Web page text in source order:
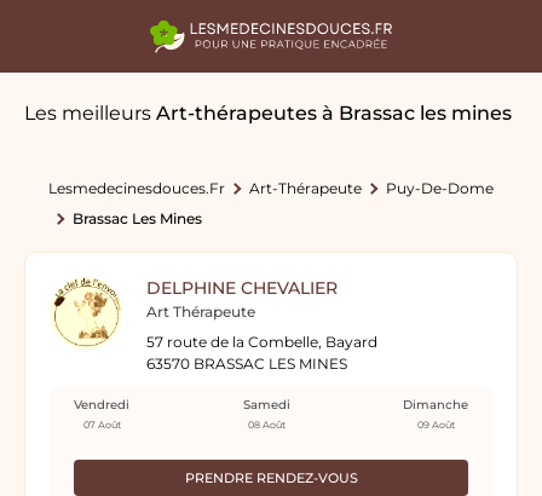
Les meilleurs Art-thérapeutes à Brassac les mines
Lesmedecinesdouces.fr Art-Thérapeute
Puy-De-Dome
Brassac Les Mines
DELPHINE CHEVALIER
Art Thérapeute
57 route de la Combelle, Bayard
63570 BRASSAC LES MINES
PRENDRE RENDEZ-VOUS
Vendredi
07 Août
Samedi
08 Août
Dimanche
09 Août